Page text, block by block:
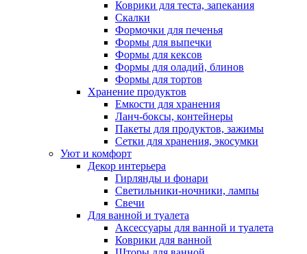
Коврики для теста, запекания
Скалки
Формочки для печенья
Формы для выпечки
Формы для кексов
Формы для оладий, блинов
Формы для тортов
Хранение продуктов
Емкости для хранения
Ланч-боксы, контейнеры
Пакеты для продуктов, зажимы
Сетки для хранения, экосумки
Уют и комфорт
Декор интерьера
Гирлянды и фонари
Светильники-ночники, лампы
Свечи
Для ванной и туалета
Аксессуары для ванной и туалета
Коврики для ванной